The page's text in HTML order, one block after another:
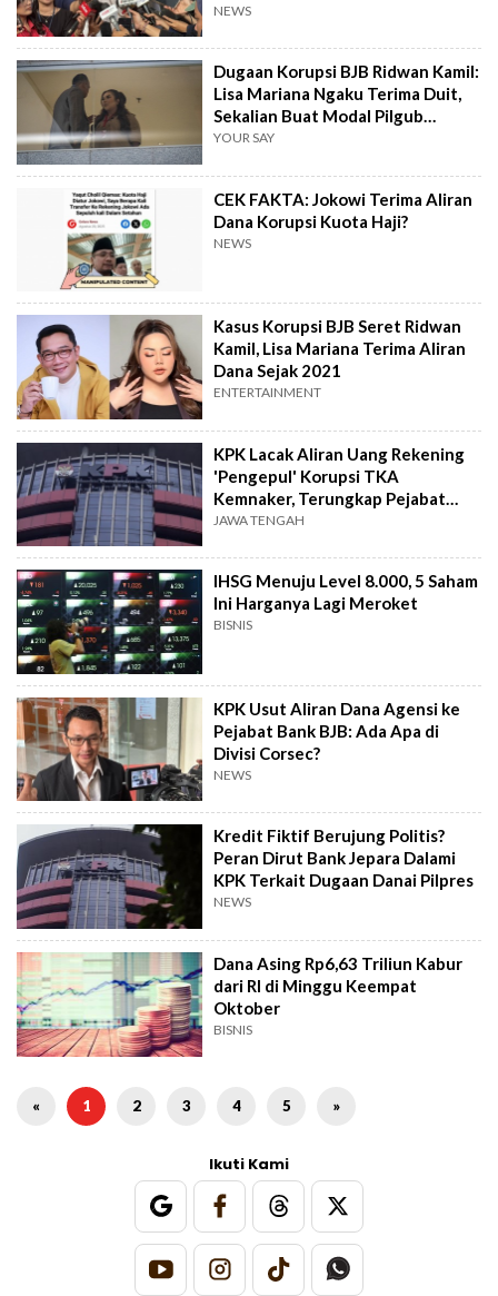
NEWS
Dugaan Korupsi BJB Ridwan Kamil:
Lisa Mariana Ngaku Terima Duit,
Sekalian Buat Modal Pilgub
Jakarta?
YOUR SAY
CEK FAKTA: Jokowi Terima Aliran
Dana Korupsi Kuota Haji?
NEWS
Kasus Korupsi BJB Seret Ridwan
Kamil, Lisa Mariana Terima Aliran
Dana Sejak 2021
ENTERTAINMENT
KPK Lacak Aliran Uang Rekening
'Pengepul' Korupsi TKA
Kemnaker, Terungkap Pejabat
Minta Jatah Vespa!
JAWA TENGAH
IHSG Menuju Level 8.000, 5 Saham
Ini Harganya Lagi Meroket
BISNIS
KPK Usut Aliran Dana Agensi ke
Pejabat Bank BJB: Ada Apa di
Divisi Corsec?
NEWS
Kredit Fiktif Berujung Politis?
Peran Dirut Bank Jepara Dalami
KPK Terkait Dugaan Danai Pilpres
NEWS
Dana Asing Rp6,63 Triliun Kabur
dari RI di Minggu Keempat
Oktober
BISNIS
« 1 2 3 4 5 »
Ikuti Kami